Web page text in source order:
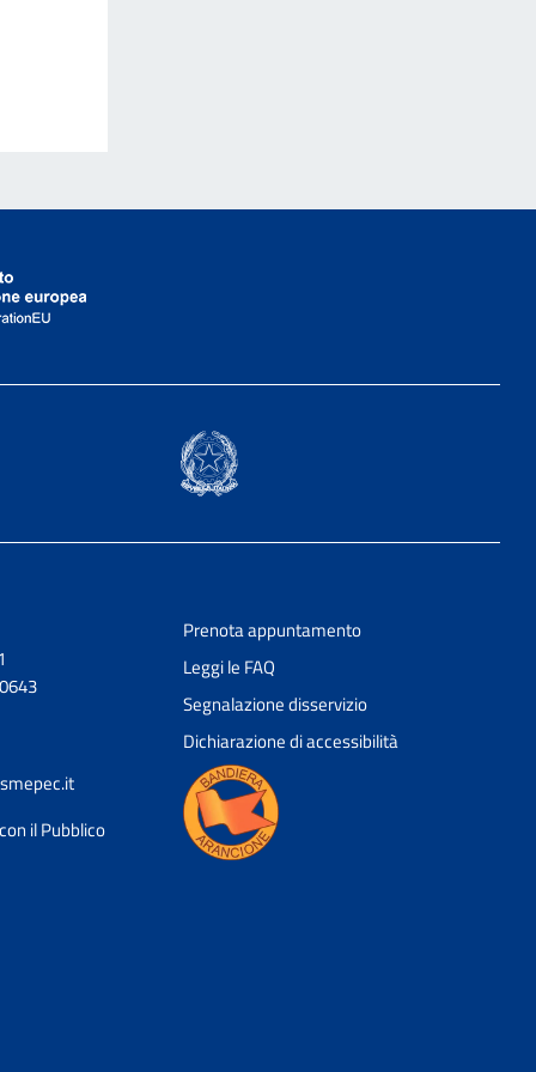
Ciao 👋
Come posso esserti utile?
il Pubblico
Prenota appuntamento
Leggi le FAQ
Segnalazione disservizio
Dichiarazione di accessibilità